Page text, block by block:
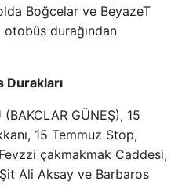
Boğcelar ve BeyazeT
otobüs durağından
Durakları
GÜNEŞ), 15
15 Temmuz Stop,
çakmakmak Caddesi,
Ali Aksay ve Barbaros